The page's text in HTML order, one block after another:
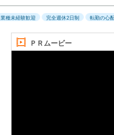
業種未経験歓迎 完全週休2日制 転勤の心配
ＰＲムービー